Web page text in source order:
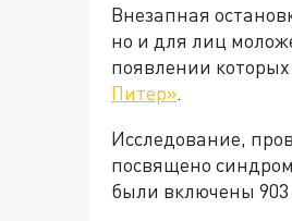
Внезапная
но и для лиц
появлении
Питер».
Исследование,
посвящено
были включены 903